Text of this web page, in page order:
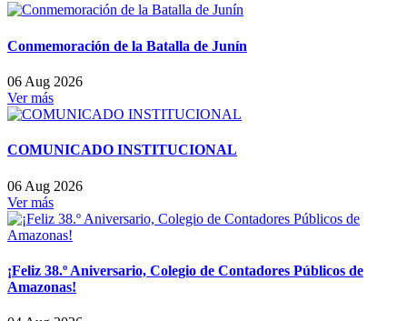
Conmemoración de la Batalla de Junín
06 Aug 2026
Ver más
COMUNICADO INSTITUCIONAL
06 Aug 2026
Ver más
¡Feliz 38.º Aniversario, Colegio de Contadores Públicos de
Amazonas!